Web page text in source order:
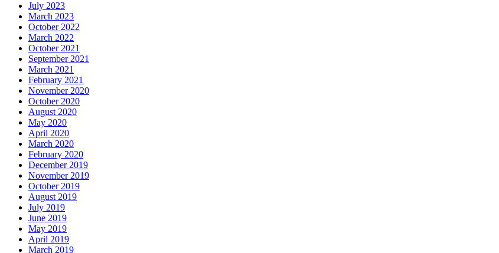
July 2023
March 2023
October 2022
March 2022
October 2021
September 2021
March 2021
February 2021
November 2020
October 2020
August 2020
May 2020
April 2020
March 2020
February 2020
December 2019
November 2019
October 2019
August 2019
July 2019
June 2019
May 2019
April 2019
March 2019